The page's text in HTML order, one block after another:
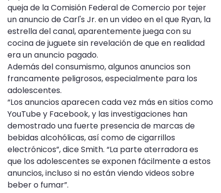
queja de la Comisión Federal de Comercio por tejer
un anuncio de Carl's Jr. en un video en el que Ryan, la
estrella del canal, aparentemente juega con su
cocina de juguete sin revelación de que en realidad
era un anuncio pagado.
Además del consumismo, algunos anuncios son
francamente peligrosos, especialmente para los
adolescentes.
“Los anuncios aparecen cada vez más en sitios como
YouTube y Facebook, y las investigaciones han
demostrado una fuerte presencia de marcas de
bebidas alcohólicas, así como de cigarrillos
electrónicos”, dice Smith. “La parte aterradora es
que los adolescentes se exponen fácilmente a estos
anuncios, incluso si no están viendo videos sobre
beber o fumar”.